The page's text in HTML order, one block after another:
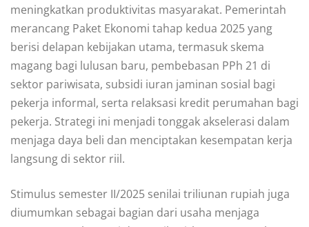
meningkatkan produktivitas masyarakat. Pemerintah
merancang Paket Ekonomi tahap kedua 2025 yang
berisi delapan kebijakan utama, termasuk skema
magang bagi lulusan baru, pembebasan PPh 21 di
sektor pariwisata, subsidi iuran jaminan sosial bagi
pekerja informal, serta relaksasi kredit perumahan bagi
pekerja. Strategi ini menjadi tonggak akselerasi dalam
menjaga daya beli dan menciptakan kesempatan kerja
langsung di sektor riil.
Stimulus semester II/2025 senilai triliunan rupiah juga
diumumkan sebagai bagian dari usaha menjaga